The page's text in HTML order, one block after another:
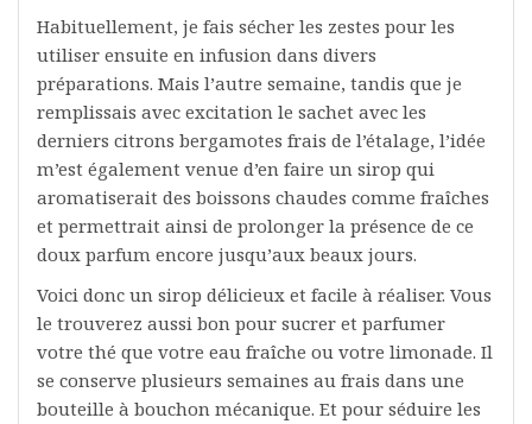
Habituellement, je fais sécher les zestes pour les
utiliser ensuite en infusion dans divers
préparations. Mais l’autre semaine, tandis que je
remplissais avec excitation le sachet avec les
derniers citrons bergamotes frais de l’étalage, l’idée
m’est également venue d’en faire un sirop qui
aromatiserait des boissons chaudes comme fraîches
et permettrait ainsi de prolonger la présence de ce
doux parfum encore jusqu’aux beaux jours.
Voici donc un sirop délicieux et facile à réaliser. Vous
le trouverez aussi bon pour sucrer et parfumer
votre thé que votre eau fraîche ou votre limonade. Il
se conserve plusieurs semaines au frais dans une
bouteille à bouchon mécanique. Et pour séduire les